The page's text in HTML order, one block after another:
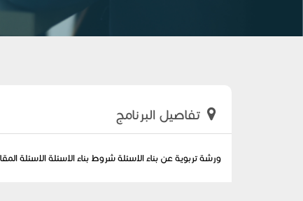
تفاصيل البرنامج
ورشة تربوية عن بناء الاسئلة شروط بناء الاسئلة الاسئلة